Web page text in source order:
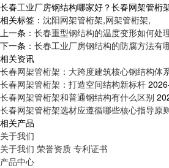
长春工业厂房钢结构哪家好？长春网架管
相关标签： 沈阳网架管桁架,网架管桁架,
上一条： 长春重型钢结构的温度变形如何处
下一条： 长春工业厂房钢结构的防腐方法有
相关资讯
长春网架管桁架：大跨度建筑核心钢结构体
长春网架管桁架：打造空间结构新标杆
长春网架管桁架和普通钢结构有什么区别
长春网架管桁架选材应遵循哪些核心指导原
相关产品
关于我们
关于我们 荣誉资质 专利证书
产品中心